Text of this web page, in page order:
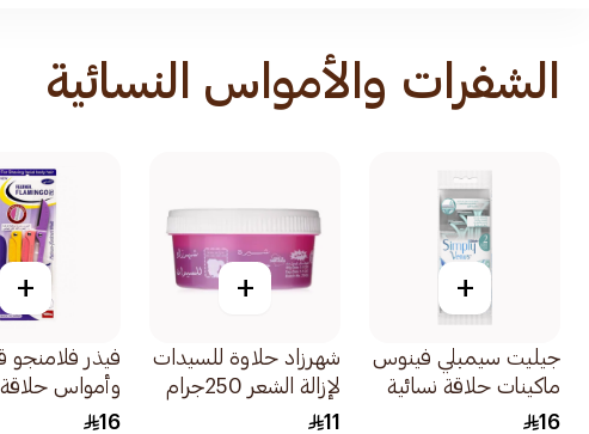
الشفرات والأمواس النسائية
+
جيليت سيمبلي فينوس
ماكينات حلاقة نسائية
ثنائية الشفرة 4قطع
16
+
شهرزاد حلاوة للسيدات
لإزالة الشعر 250جرام
11
+
فيذر فلامنجو
وأمواس
والجسم الرقيقة 1قطعة
16